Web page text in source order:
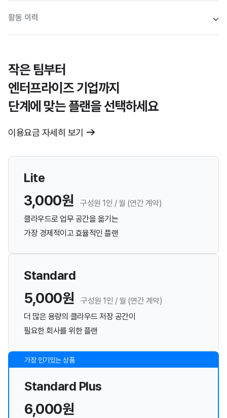
활동 이력
작은 팀부터
엔터프라이즈 기업까지
단계에 맞는 플랜을 선택하세요
이용요금 자세히 보기
Lite
3,000원
구성원 1인 / 월 (연간 계약)
클라우드로 업무 공간을 옮기는
가장 경제적이고 효율적인 플랜
Standard
5,000원
구성원 1인 / 월 (연간 계약)
더 많은 용량의 클라우드 저장 공간이
필요한 회사를 위한 플랜
가장 인기있는 상품
Standard Plus
6,000원